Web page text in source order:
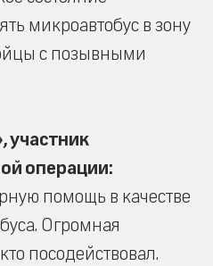
микроавтобус в зону
с позывными
операции:
помощь в качестве
Огромная
посодействовал.